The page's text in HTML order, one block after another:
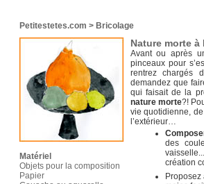
Petitestetes.com > Bricolage
Matériel
Objets pour la composition
Papier
Nature morte à
Avant ou après
pinceaux pour
rentrez chargés
demandez que
qui faisait de la
nature morte?!
vie quotidienne,
l’extérieur…
des
création